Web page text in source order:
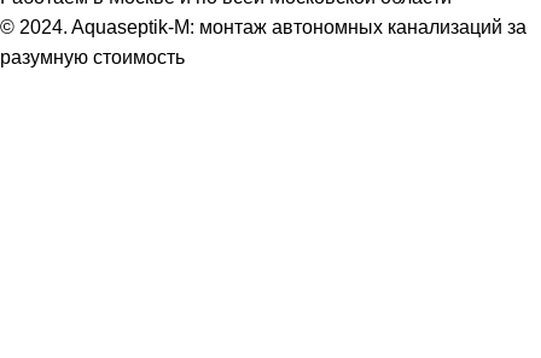
© 2024. Aquaseptik-M: монтаж автономных канализаций за
разумную стоимость